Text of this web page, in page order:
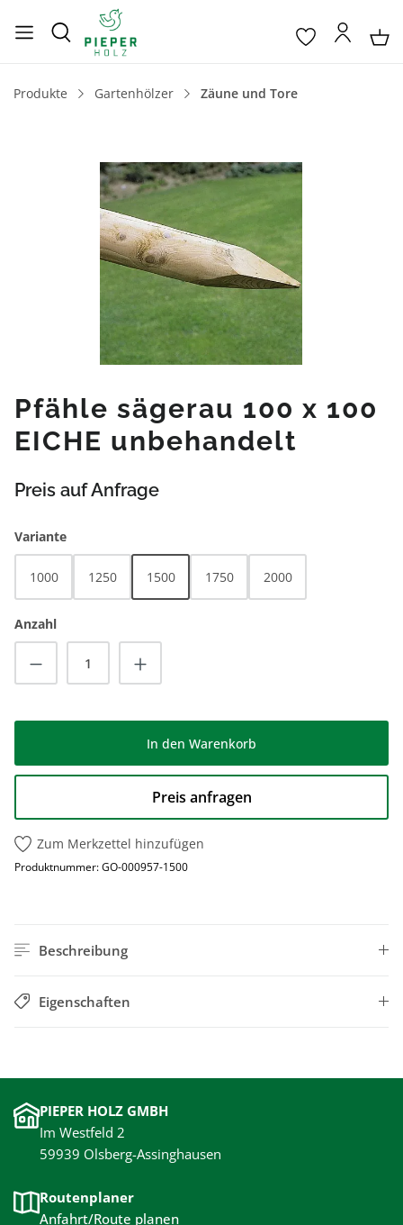
Produkte Gartenhölzer Zäune und Tore
Bildergalerie überspringen
Pfähle sägerau 100 x 100
EICHE unbehandelt
Preis auf Anfrage
Varianteauswählen
1000 1250 1500 1750 2000
Anzahl
Produkt Anzahl: Gib den gewünschten
In den Warenkorb
Preis anfragen
Zum Merkzettel hinzufügen
Produktnummer:GO-000957-1500
Beschreibung
Eigenschaften
PIEPER HOLZ GMBH
Im Westfeld 2
59939 Olsberg-Assinghausen
Routenplaner
Anfahrt/Route planen